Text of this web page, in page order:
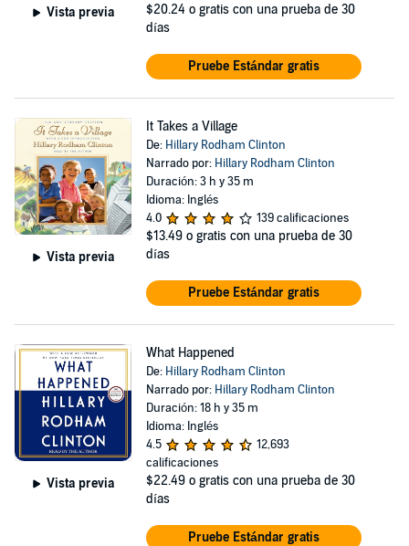
Vista previa $20.24 o gratis con una prueba de 30
días
Pruebe Estándar gratis
Vista previa
It Takes a Village
De: Hillary Rodham Clinton
Narrado por: Hillary Rodham Clinton
Duración: 3 h y 35 m
Idioma: Inglés
4.0
139 calificaciones
$13.49 o gratis con una prueba de 30
días
Pruebe Estándar gratis
Vista previa
What Happened
De: Hillary Rodham Clinton
Narrado por: Hillary Rodham Clinton
Duración: 18 h y 35 m
Idioma: Inglés
4.5
12,693
calificaciones
$22.49 o gratis con una prueba de 30
días
Pruebe Estándar gratis